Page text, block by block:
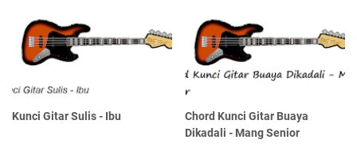
Kunci Gitar Sulis - Ibu
Chord Kunci Gitar Buaya
Dikadali - Mang Senior